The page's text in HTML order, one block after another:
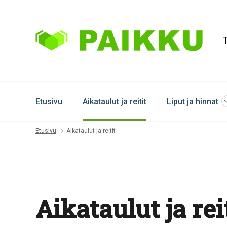
Etusivu Aikataulut ja reitit Liput ja hinnat
Etusivu Aikataulut ja reitit
Aikataulut ja